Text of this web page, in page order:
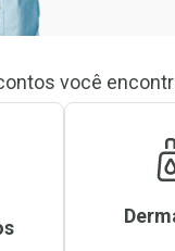
você